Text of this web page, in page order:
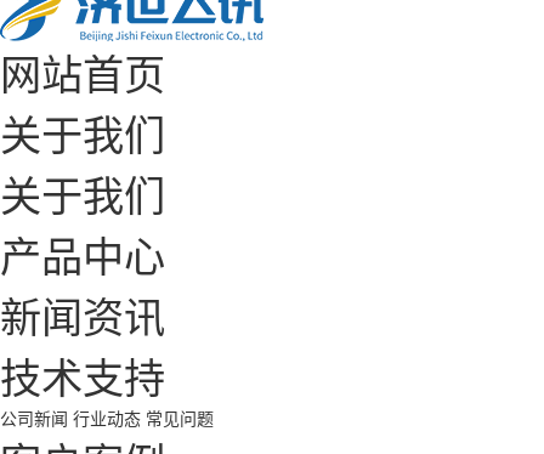
网站首页
关于我们
关于我们
产品中心
新闻资讯
技术支持
公司新闻 行业动态 常见问题